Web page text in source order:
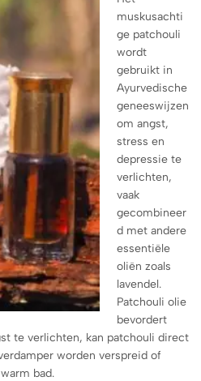
muskusachti
ge patchouli
wordt
gebruikt in
Ayurvedische
geneeswijzen
om angst,
stress en
depressie te
verlichten,
vaak
gecombineer
d met andere
essentiële
oliën zoals
lavendel.
Patchouli olie
bevordert
te verlichten, kan patchouli direct
worden verspreid of
bad.